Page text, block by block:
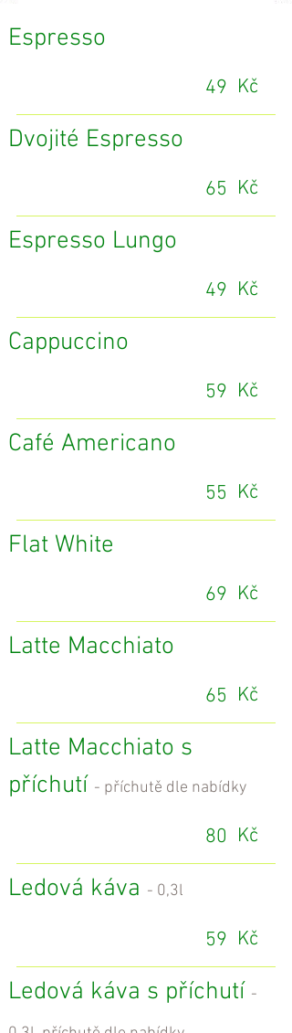
Espresso
49 Kč
Dvojité Espresso
65 Kč
Espresso Lungo
49 Kč
Cappuccino
59 Kč
Café Americano
55 Kč
Flat White
69 Kč
Latte Macchiato
65 Kč
Latte Macchiato s
příchutí - příchutě dle nabídky
80 Kč
Ledová káva - 0,3l
59 Kč
Ledová káva s příchutí -